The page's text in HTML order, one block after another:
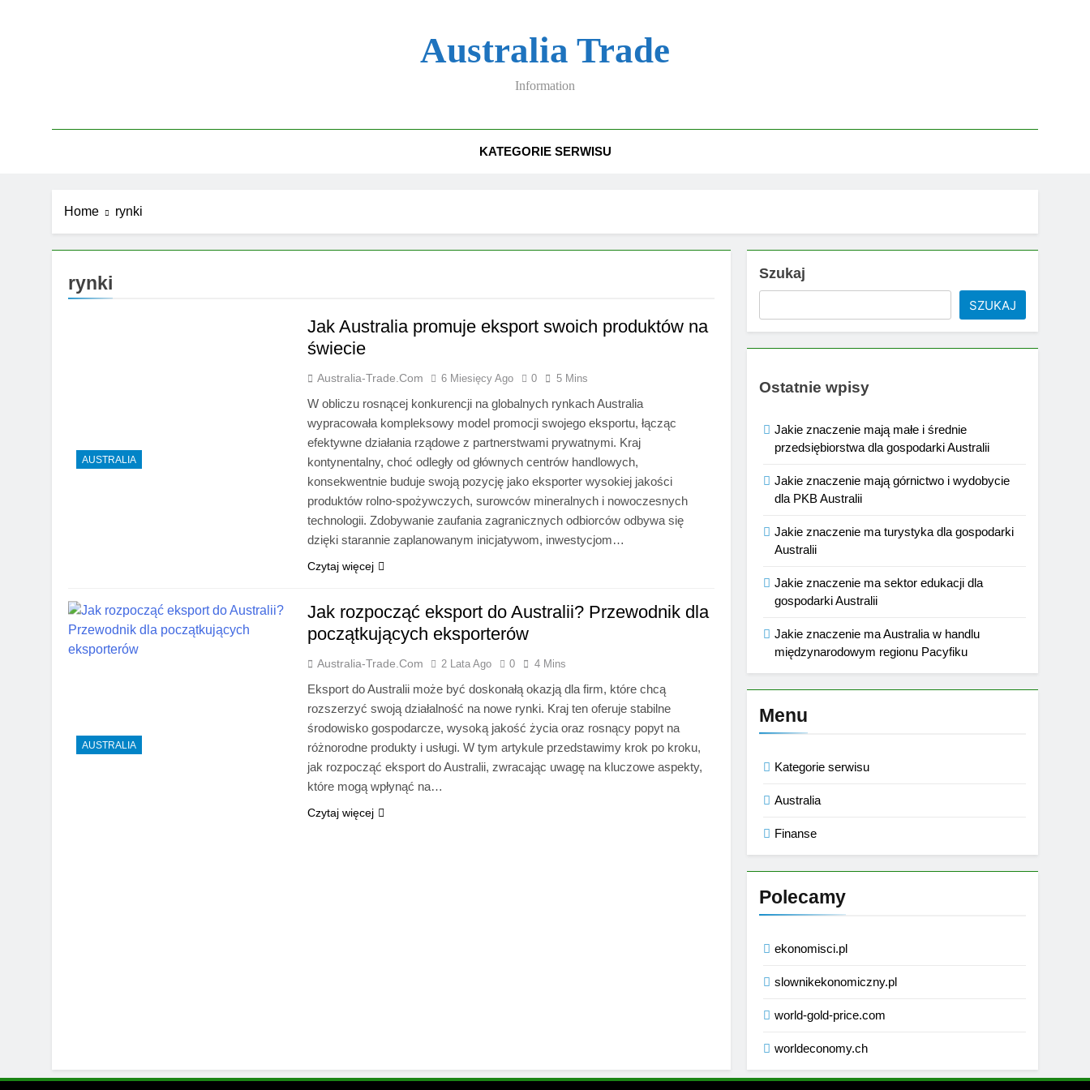
Australia Trade
Information
KATEGORIE SERWISU
Home rynki
rynki
AUSTRALIA
Jak Australia promuje eksport swoich produktów na
świecie
Australia-Trade.com 6 Miesięcy Ago 0 5 Mins
W obliczu rosnącej konkurencji na globalnych rynkach Australia
wypracowała kompleksowy model promocji swojego eksportu, łącząc
efektywne działania rządowe z partnerstwami prywatnymi. Kraj
kontynentalny, choć odległy od głównych centrów handlowych,
konsekwentnie buduje swoją pozycję jako eksporter wysokiej jakości
produktów rolno-spożywczych, surowców mineralnych i nowoczesnych
technologii. Zdobywanie zaufania zagranicznych odbiorców odbywa się
dzięki starannie zaplanowanym inicjatywom, inwestycjom…
Czytaj więcej
AUSTRALIA
Jak rozpocząć eksport do Australii? Przewodnik dla
początkujących eksporterów
Australia-Trade.com 2 Lata Ago 0 4 Mins
Eksport do Australii może być doskonałą okazją dla firm, które chcą
rozszerzyć swoją działalność na nowe rynki. Kraj ten oferuje stabilne
środowisko gospodarcze, wysoką jakość życia oraz rosnący popyt na
różnorodne produkty i usługi. W tym artykule przedstawimy krok po kroku,
jak rozpocząć eksport do Australii, zwracając uwagę na kluczowe aspekty,
które mogą wpłynąć na…
Czytaj więcej
Szukaj
SZUKAJ
Ostatnie wpisy
Jakie znaczenie mają małe i średnie
przedsiębiorstwa dla gospodarki Australii
Jakie znaczenie mają górnictwo i wydobycie
dla PKB Australii
Jakie znaczenie ma turystyka dla gospodarki
Australii
Jakie znaczenie ma sektor edukacji dla
gospodarki Australii
Jakie znaczenie ma Australia w handlu
międzynarodowym regionu Pacyfiku
Menu
Kategorie serwisu
Australia
Finanse
Polecamy
ekonomisci.pl
slownikekonomiczny.pl
world-gold-price.com
worldeconomy.ch